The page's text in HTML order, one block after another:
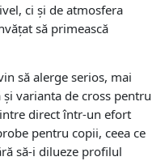
ci și de atmosfera
să primească
să alerge serios, mai
varianta de cross pentru
direct într-un efort
pentru copii, ceea ce
să-i dilueze profilul